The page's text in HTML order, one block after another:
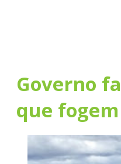
Governo
que